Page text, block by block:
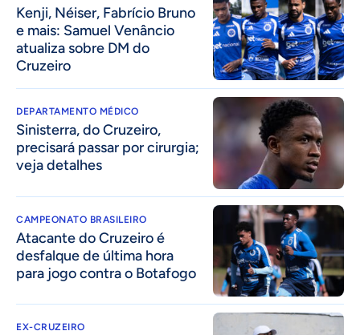
Kenji, Néiser, Fabrício Bruno
e mais: Samuel Venâncio
atualiza sobre DM do
Cruzeiro
DEPARTAMENTO MÉDICO
Sinisterra, do Cruzeiro,
precisará passar por cirurgia;
veja detalhes
CAMPEONATO BRASILEIRO
Atacante do Cruzeiro é
desfalque de última hora
para jogo contra o Botafogo
EX-CRUZEIRO